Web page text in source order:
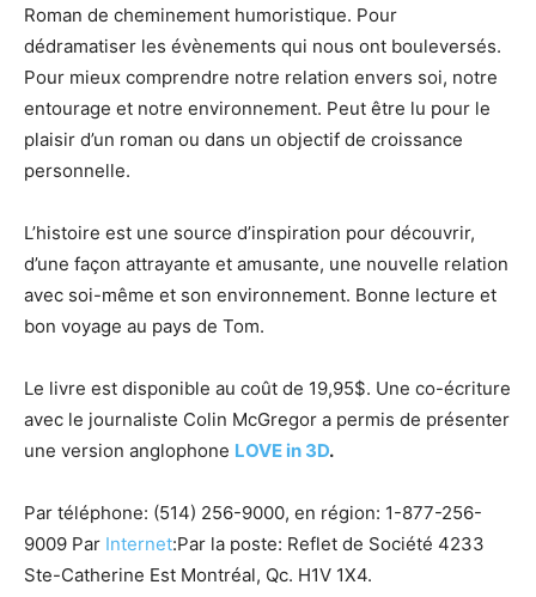
Roman de cheminement humoristique. Pour
dédramatiser les évènements qui nous ont bouleversés.
Pour mieux comprendre notre relation envers soi, notre
entourage et notre environnement. Peut être lu pour le
plaisir d’un roman ou dans un objectif de croissance
personnelle.
L’histoire est une source d’inspiration pour découvrir,
d’une façon attrayante et amusante, une nouvelle relation
avec soi-même et son environnement. Bonne lecture et
bon voyage au pays de Tom.
Le livre est disponible au coût de 19,95$. Une co-écriture
avec le journaliste Colin McGregor a permis de présenter
une version anglophone LOVE in 3D.
Par téléphone: (514) 256-9000, en région: 1-877-256-
9009 Par Internet:Par la poste: Reflet de Société 4233
Ste-Catherine Est Montréal, Qc. H1V 1X4.